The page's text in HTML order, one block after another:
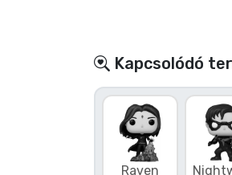
Kapcsolódó
Raven
Gamer cuccok
Sportos cuccok
Zenés cuccok